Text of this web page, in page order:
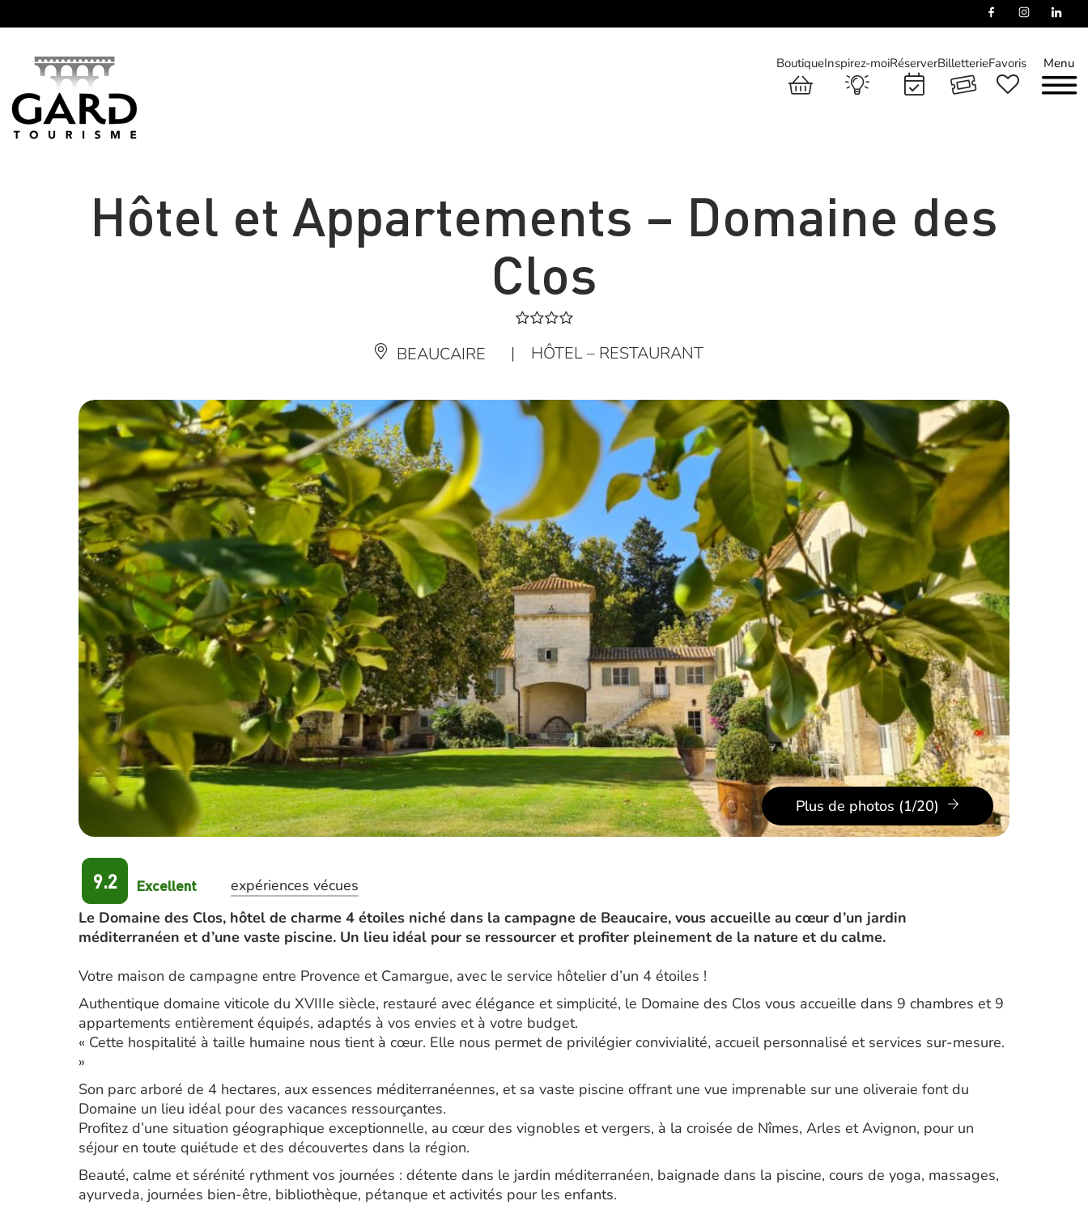
Menu
BoutiqueInspirez-moiRéserverBilletterieFavoris
Hôtel et Appartements – Domaine des
Clos
BEAUCAIRE | HÔTEL – RESTAURANT
Plus de photos (1/20)
9.2 Excellent
expériences vécues
Le Domaine des Clos, hôtel de charme 4 étoiles niché dans la campagne de Beaucaire, vous accueille au cœur d’un jardin
méditerranéen et d’une vaste piscine. ​Un lieu idéal pour se ressourcer et profiter pleinement de la nature et du calme.
Votre maison de campagne entre Provence et Camargue, avec le service hôtelier d’un 4 étoiles !
Authentique domaine viticole du XVIIIe siècle, restauré avec élégance et simplicité, le Domaine des Clos vous accueille dans 9 chambres et 9
appartements entièrement équipés, adaptés à vos envies et à votre budget.
« Cette hospitalité à taille humaine nous tient à cœur. Elle nous permet de privilégier convivialité, accueil personnalisé et services sur-mesure.
»
Son parc arboré de 4 hectares, aux essences méditerranéennes, et sa vaste piscine offrant une vue imprenable sur une oliveraie font du
Domaine un lieu idéal pour des vacances ressourçantes.
Profitez d’une situation géographique exceptionnelle, au cœur des vignobles et vergers, à la croisée de Nîmes, Arles et Avignon, pour un
séjour en toute quiétude et des découvertes dans la région.
Beauté, calme et sérénité rythment vos journées : détente dans le jardin méditerranéen, baignade dans la piscine, cours de yoga, massages,
ayurveda, journées bien-être, bibliothèque, pétanque et activités pour les enfants.